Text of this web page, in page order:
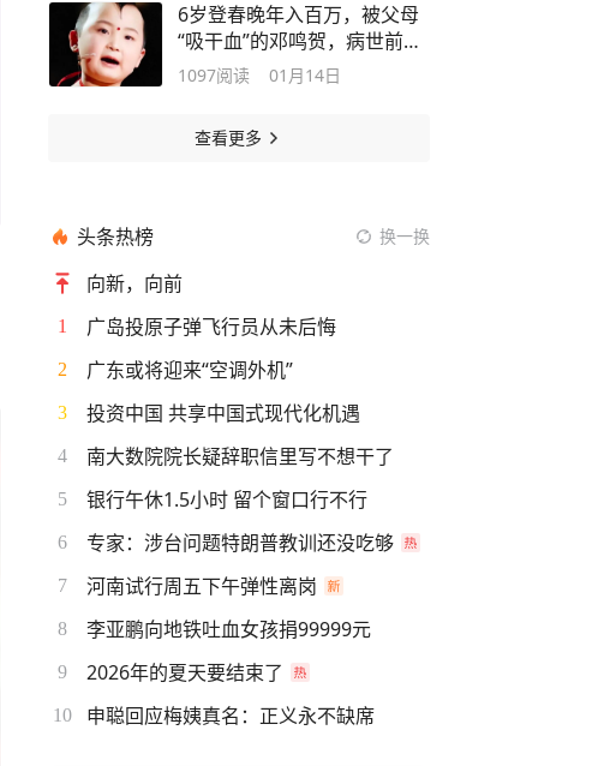
6岁登春晚年入百万，被父母
“吸干血”的邓鸣贺，病世前年
仅8岁
1097阅读 01月14日
查看更多
头条热榜 换一换
向新，向前
1 广岛投原子弹飞行员从未后悔
2 广东或将迎来“空调外机”
3 投资中国 共享中国式现代化机遇
4 南大数院院长疑辞职信里写不想干了
5 银行午休1.5小时 留个窗口行不行
6 专家：涉台问题特朗普教训还没吃够
7 河南试行周五下午弹性离岗
8 李亚鹏向地铁吐血女孩捐99999元
9 2026年的夏天要结束了
10 申聪回应梅姨真名：正义永不缺席